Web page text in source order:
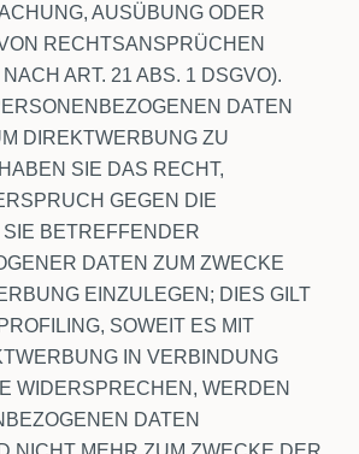
AUSÜBUNG ODER
RECHTSANSPRÜCHEN
ART. 21 ABS. 1 DSGVO).
DATEN
DIREKTWERBUNG ZU
SIE DAS RECHT,
GEGEN DIE
BETREFFENDER
DATEN ZUM ZWECKE
EINZULEGEN; DIES GILT
SOWEIT ES MIT
IN VERBINDUNG
WIDERSPRECHEN, WERDEN
DATEN